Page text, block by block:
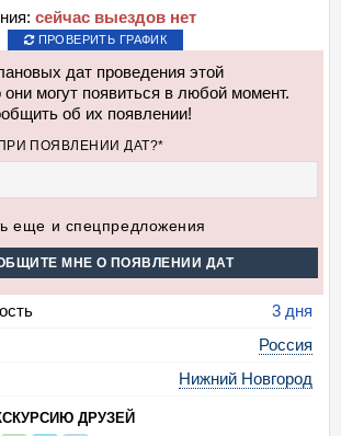
сейчас выездов нет
ПРОВЕРИТЬ ГРАФИК
дат проведения этой
они могут появиться в любой момент.
об их появлении!
ПОЯВЛЕНИИ ДАТ?*
еще и спецпредложения
МНЕ О ПОЯВЛЕНИИ ДАТ
3 дня
Россия
Нижний Новгород
ДРУЗЕЙ